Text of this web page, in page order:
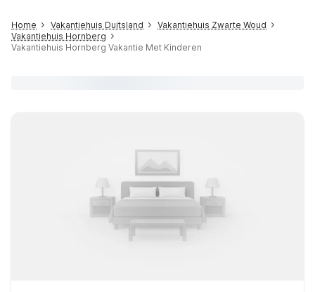
Home Vakantiehuis Duitsland
Vakantiehuis Zwarte Woud
Vakantiehuis Hornberg
Vakantiehuis Hornberg Vakantie Met Kinderen